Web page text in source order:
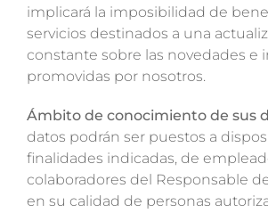
implicará la imposibilidad de
servicios destinados a una
constante sobre las novedades e
promovidas por nosotros.
Ámbito de conocimiento de sus
datos podrán ser puestos a
finalidades indicadas, de
colaboradores del Responsable
en su calidad de personas